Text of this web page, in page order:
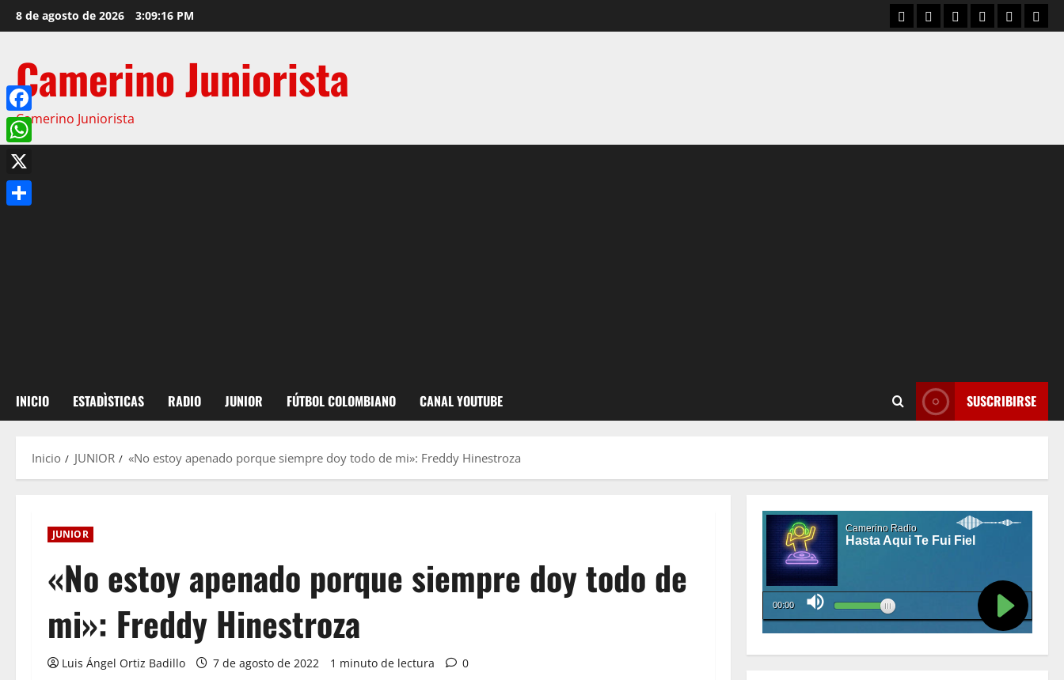
8 de agosto de 2026 3:09:17 PM
Camerino Juniorista
Camerino Juniorista
INICIO ESTADÌSTICAS RADIO JUNIOR FÚTBOL COLOMBIANO CANAL YOUTUBE SUSCRIBIRSE
Inicio JUNIOR «No estoy apenado porque siempre doy todo de mi»: Freddy Hinestroza
JUNIOR
«No estoy apenado porque siempre doy todo de
mi»: Freddy Hinestroza
Luis Ángel Ortiz Badillo 7 de agosto de 2022 1 minuto de lectura 0
Facebook
WhatsApp
X